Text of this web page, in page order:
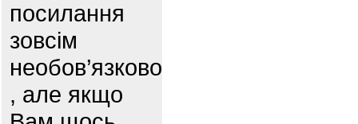
посилання
зовсім
необов’язково
, але якщо